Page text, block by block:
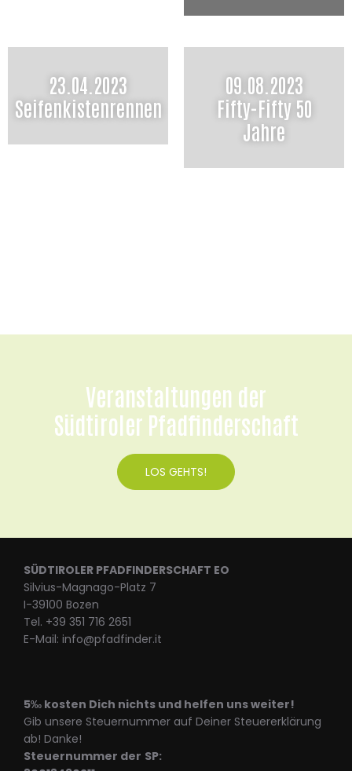
23.04.2023
Seifenkistenrennen
09.08.2023
Fifty-Fifty 50
Jahre
Veranstaltungen der
Südtiroler Pfadfinderschaft
LOS GEHTS!
SÜDTIROLER PFADFINDERSCHAFT EO
Silvius-Magnago-Platz 7
I-39100 Bozen
Tel. +39 351 716 2651
E-Mail: info@pfadfinder.it
5‰ kosten Dich nichts und helfen uns weiter!
Gib unsere Steuernummer auf Deiner Steuererklärung
ab! Danke!
Steuernummer der SP: